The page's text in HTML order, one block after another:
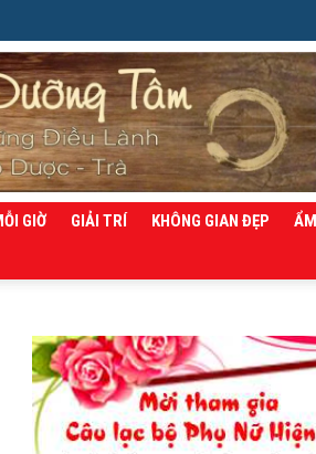
GIỜ GIẢI TRÍ KHÔNG GIAN ĐẸP